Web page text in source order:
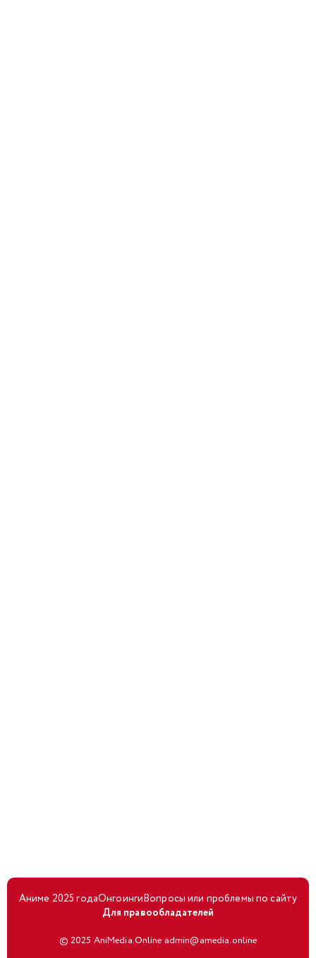
Аниме 2025 годаОнгоингиВопросы или проблемы по сайту
Для правообладателей
© 2025 AniMedia.Online admin@amedia.online